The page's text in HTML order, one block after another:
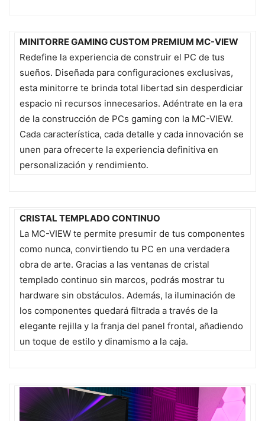
MINITORRE GAMING CUSTOM PREMIUM MC-VIEW
Redefine la experiencia de construir el PC de tus
sueños. Diseñada para configuraciones exclusivas,
esta minitorre te brinda total libertad sin desperdiciar
espacio ni recursos innecesarios. Adéntrate en la era
de la construcción de PCs gaming con la MC-VIEW.
Cada característica, cada detalle y cada innovación se
unen para ofrecerte la experiencia definitiva en
personalización y rendimiento.
CRISTAL TEMPLADO CONTINUO
La MC-VIEW te permite presumir de tus componentes
como nunca, convirtiendo tu PC en una verdadera
obra de arte. Gracias a las ventanas de cristal
templado continuo sin marcos, podrás mostrar tu
hardware sin obstáculos. Además, la iluminación de
los componentes quedará filtrada a través de la
elegante rejilla y la franja del panel frontal, añadiendo
un toque de estilo y dinamismo a la caja.